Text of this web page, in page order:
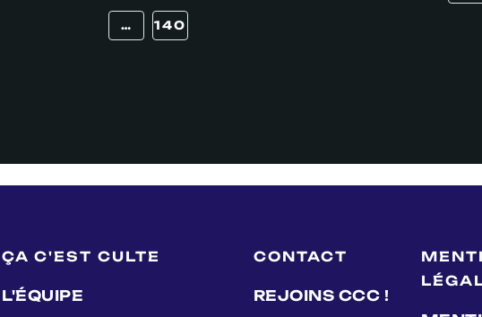
… 140
ÇA C'EST CULTE
L'ÉQUIPE
CONTACT
REJOINS CCC !